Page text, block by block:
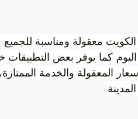
معقولة ومناسبة
كما يوفر بعض التطبيقات
المعقولة والخدمة